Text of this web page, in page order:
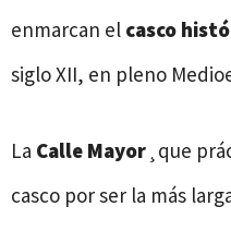
enmarcan el casco
siglo XII, en pleno
La Calle Mayor ¸que
casco por ser la más